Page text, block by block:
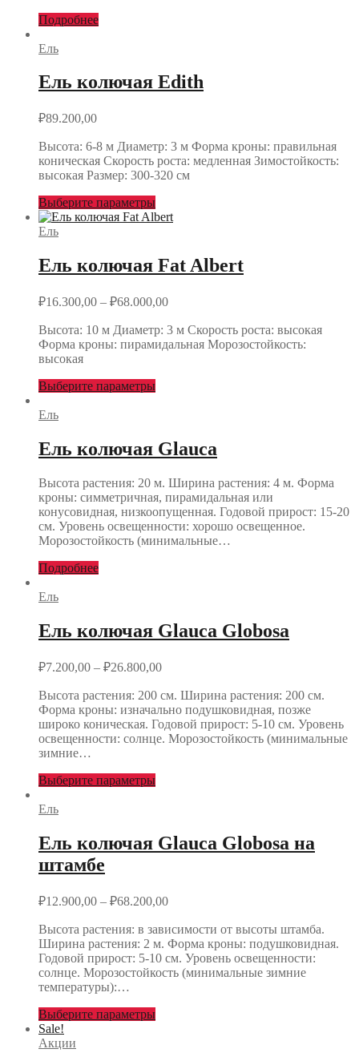
Подробнее
Ель
Ель колючая Edith
₽89.200,00
Высота: 6-8 м Диаметр: 3 м Форма кроны: правильная
коническая Скорость роста: медленная Зимостойкость:
высокая Размер: 300-320 см
Выберите параметры
Ель
Ель колючая Fat Albert
₽16.300,00 – ₽68.000,00
Высота: 10 м Диаметр: 3 м Скорость роста: высокая
Форма кроны: пирамидальная Морозостойкость:
высокая
Выберите параметры
Ель
Ель колючая Glauca
Высота растения: 20 м. Ширина растения: 4 м. Форма
кроны: симметричная, пирамидальная или
конусовидная, низкоопущенная. Годовой прирост: 15-20
см. Уровень освещенности: хорошо освещенное.
Морозостойкость (минимальные…
Подробнее
Ель
Ель колючая Glauca Globosa
₽7.200,00 – ₽26.800,00
Высота растения: 200 см. Ширина растения: 200 см.
Форма кроны: изначально подушковидная, позже
широко коническая. Годовой прирост: 5-10 см. Уровень
освещенности: солнце. Морозостойкость (минимальные
зимние…
Выберите параметры
Ель
Ель колючая Glauca Globosa на
штамбе
₽12.900,00 – ₽68.200,00
Высота растения: в зависимости от высоты штамба.
Ширина растения: 2 м. Форма кроны: подушковидная.
Годовой прирост: 5-10 см. Уровень освещенности:
солнце. Морозостойкость (минимальные зимние
температуры):…
Выберите параметры
Sale!
Акции